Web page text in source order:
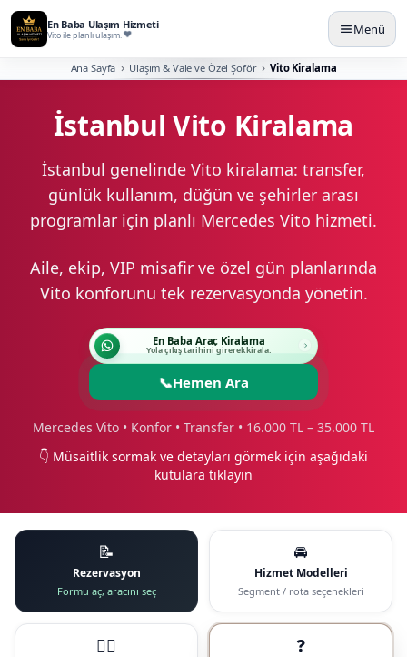
En Baba Ulaşım Hizmeti
Vito ile planlı ulaşım. Menü
Ana Sayfa Ulaşım & Vale ve Özel Şoför Vito Kiralama
İstanbul Vito Kiralama
İstanbul genelinde Vito kiralama: transfer,
günlük kullanım, düğün ve şehirler arası
programlar için planlı Mercedes Vito hizmeti.
Aile, ekip, VIP misafir ve özel gün planlarında
Vito konforunu tek rezervasyonda yönetin.
En Baba Araç Kiralama
Yola çıkış tarihini girerek kirala.
📞Hemen Ara
Mercedes Vito • Konfor • Transfer • 16.000 TL – 35.000 TL
👇 Müsaitlik sormak ve detayları görmek için aşağıdaki
kutulara tıklayın
📝
Rezervasyon
Formu aç, aracını seç
🚘
Hizmet Modelleri
Segment / rota seçenekleri
🧑‍✈️ ❓